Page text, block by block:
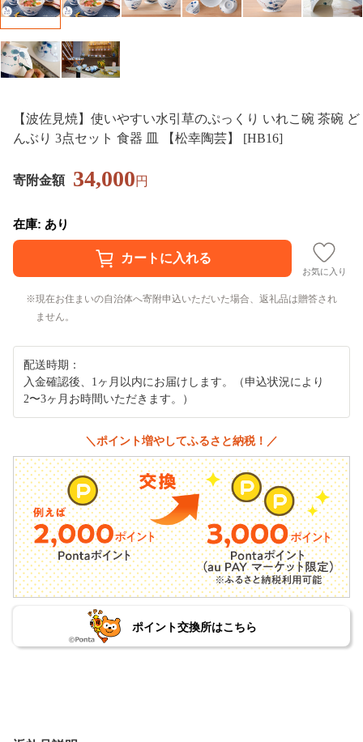
【波佐見焼】使いやすい水引草のぷっくり いれこ碗 茶碗 ど
んぶり 3点セット 食器 皿 【松幸陶芸】 [HB16]
寄附金額 34,000円
在庫: あり
お気に入り
現在お住まいの自治体へ寄附申込いただいた場合、返礼品は贈答され
ません。
配送時期：
入金確認後、1ヶ月以内にお届けします。（申込状況により
2〜3ヶ月お時間いただきます。）
＼ポイント増やしてふるさと納税！／
ポイント交換所はこちら